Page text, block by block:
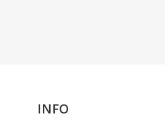
Flere end 10 ud af 100
INFO